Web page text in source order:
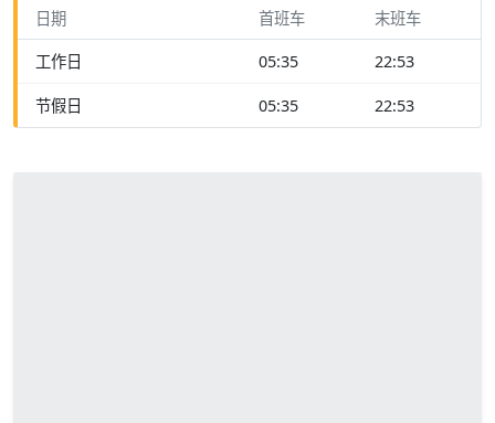
日期 首班车 末班车
工作日 05:35 22:53
节假日 05:35 22:53